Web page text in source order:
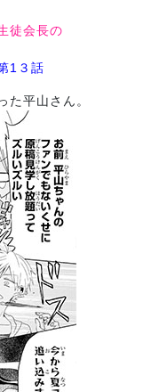
徒会長の
1３話
た平山さん。